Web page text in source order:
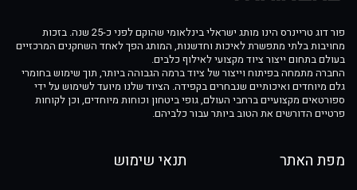
פור דוג טריינרס הינו מותג ישראלי בינלאומי שהוקם לפני כ-25 שנה. בזכות
מחויבות בלתי מתפשרת לאיכות וחדשנות, המותג הפך לאחד השחקנים המרכזיים
בעולם בתחום ייצור ציוד מקצועי לאילוף כלבים.
החברה מתמחה בפיתוח וייצור של ציוד ברמה הגבוהה ביותר, תוך שימוש בחומרי
גלם מיוחדים ואיכותיים שנבחרים בקפידה. הציוד שלנו מיועד לשימוש על ידי
ספורטאים מקצועיים ברחבי העולם, גופי ביטחון וכוחות מיוחדים, וכן לקוחות
פרטיים הדורשים את הטוב ביותר עבור כלביהם.
מפת האתר תנאי שימוש